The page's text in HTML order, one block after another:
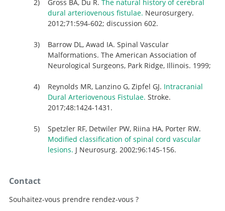
Gross BA, Du R. The natural history of cerebral
dural arteriovenous fistulae. Neurosurgery.
2012;71:594-602; discussion 602.
Barrow DL, Awad IA. Spinal Vascular
Malformations. The American Association of
Neurological Surgeons, Park Ridge, Illinois. 1999;
Reynolds MR, Lanzino G, Zipfel GJ. Intracranial
Dural Arteriovenous Fistulae. Stroke.
2017;48:1424-1431.
Spetzler RF, Detwiler PW, Riina HA, Porter RW.
Modified classification of spinal cord vascular
lesions. J Neurosurg. 2002;96:145-156.
Contact
Souhaitez-vous prendre rendez-vous ?